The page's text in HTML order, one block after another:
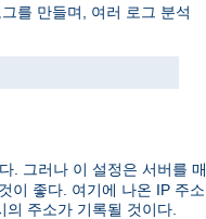
를 만들며, 여러 로그 분석
. 그러나 이 설정은 서버를 매
이 좋다. 여기에 나온 IP 주소
주소가 기록될 것이다.